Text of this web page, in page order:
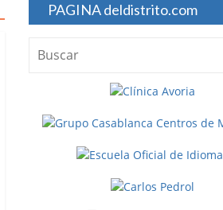
PAGINA deldistrito.com